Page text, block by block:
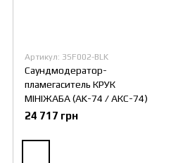
Артикул: 3SF002-BLK
Саундмодератор-
пламегаситель КРУК
МІНІЖАБА (AK-74 / АКС-74)
24 717 грн